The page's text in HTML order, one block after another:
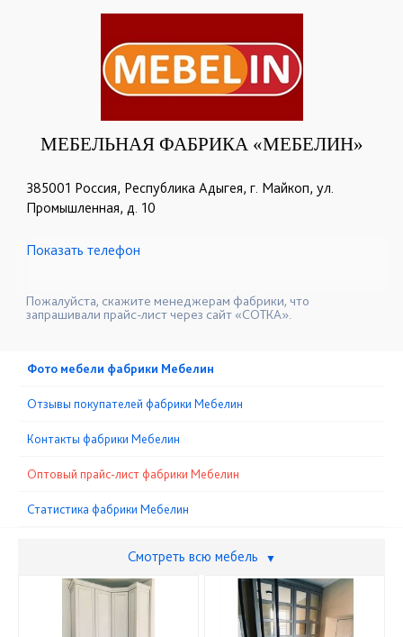
МЕБЕЛЬНАЯ ФАБРИКА «МЕБЕЛИН»
385001 Россия, Республика Адыгея, г. Майкоп, ул.
Промышленная, д. 10
☎+7 (8772) 54-03-70
Показать телефон
Пожалуйста, скажите менеджерам фабрики, что
запрашивали прайс-лист через сайт «СОТКА».
Фото мебели фабрики Мебелин
Отзывы покупателей фабрики Мебелин
Контакты фабрики Мебелин
Оптовый прайс-лист фабрики Мебелин
Статистика фабрики Мебелин
Смотреть всю мебель ▼